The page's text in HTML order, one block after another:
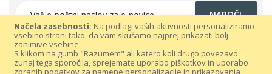
Načela zasebnosti: Na podlagi vaših aktivnosti personaliziramo
vsebino strani tako, da vam skušamo najprej prikazati bolj
zanimive vsebine.
S klikom na gumb "Razumem" ali katero koli drugo povezavo
zunaj tega sporočila, sprejemate uporabo piškotkov in uporabo
NAROČI